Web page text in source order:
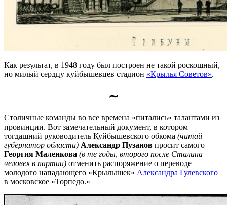
Как результат, в 1948 году был построен не такой роскошный,
но милый сердцу куйбышевцев стадион «Крылья Советов».
∼
Столичные команды во все времена «питались» талантами из
провинции. Вот замечательный документ, в котором
тогдашний руководитель Куйбышевского обкома (читай —
губернатор области) Александр Пузанов просит самого
Георгия Маленкова (в те годы, второго после Сталина
человек в партии) отменить распоряжение о переводе
молодого нападающего «Крылышек» Александра Гулевского
в московское «Торпедо.»